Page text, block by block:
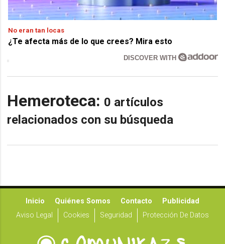
No eran tan locas
¿Te afecta más de lo que crees? Mira esto
DISCOVER WITH
Hemeroteca: 0 artículos
relacionados con su búsqueda
Inicio Quiénes Somos Contacto
Publicidad
Aviso Legal
Cookies Seguridad Protección De Datos